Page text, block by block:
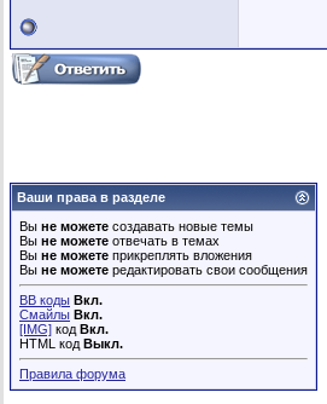
Ваши права в разделе
Вы не можете создавать новые темы
Вы не можете отвечать в темах
Вы не можете прикреплять вложения
Вы не можете редактировать свои сообщения
BB коды Вкл.
Смайлы Вкл.
[IMG] код Вкл.
HTML код Выкл.
Правила форума